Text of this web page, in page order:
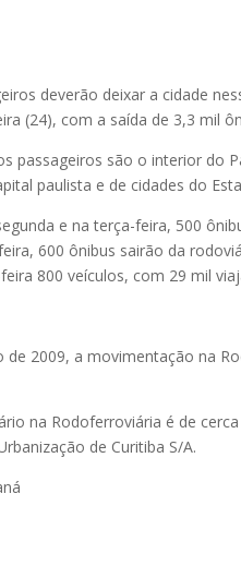
deverão deixar a cidade
(24), com a saída de 3,3 mil
passageiros são o interior do
paulista e de cidades do
e na terça-feira, 500
600 ônibus sairão da
800 veículos, com 29 mil
de 2009, a movimentação na
na Rodoferroviária é de
de Curitiba S/A.